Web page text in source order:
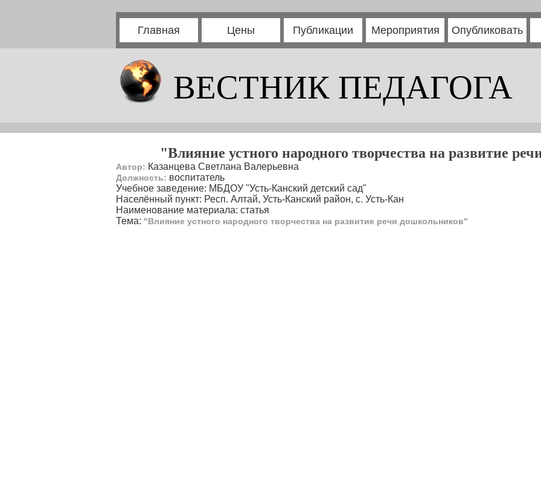
Главная Цены Публикации Мероприятия Опубликовать
ВЕСТНИК ПЕДАГОГА
"Влияние устного народного творчества на развитие
Автор: Казанцева Светлана Валерьевна
Должность: воспитатель
Учебное заведение: МБДОУ "Усть-Канский детский сад"
Населённый пункт: Респ. Алтай, Усть-Канский район, с. Усть-Кан
Наименование материала: статья
Тема: "Влияние устного народного творчества на развитие речи дошкольников"